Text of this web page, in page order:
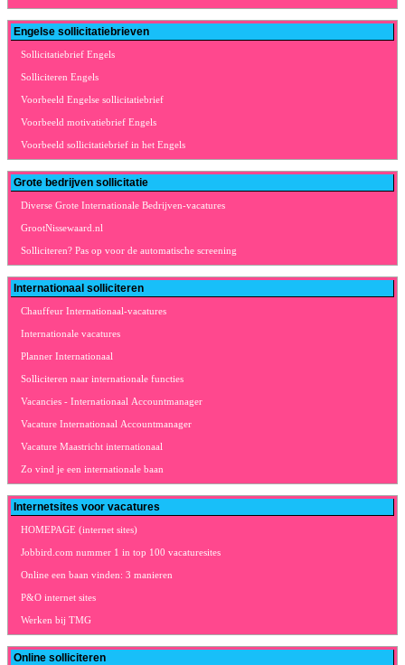
Engelse sollicitatiebrieven
Sollicitatiebrief Engels
Solliciteren Engels
Voorbeeld Engelse sollicitatiebrief
Voorbeeld motivatiebrief Engels
Voorbeeld sollicitatiebrief in het Engels
Grote bedrijven sollicitatie
Diverse Grote Internationale Bedrijven-vacatures
GrootNissewaard.nl
Solliciteren? Pas op voor de automatische screening
Internationaal solliciteren
Chauffeur Internationaal-vacatures
Internationale vacatures
Planner Internationaal
Solliciteren naar internationale functies
Vacancies - Internationaal Accountmanager
Vacature Internationaal Accountmanager
Vacature Maastricht internationaal
Zo vind je een internationale baan
Internetsites voor vacatures
HOMEPAGE (internet sites)
Jobbird.com nummer 1 in top 100 vacaturesites
Online een baan vinden: 3 manieren
P&O internet sites
Werken bij TMG
Online solliciteren